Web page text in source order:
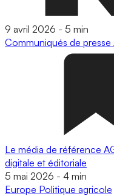
9 avril 2026 - 5 min
Communiqués de presse
Le média de référence
digitale et éditoriale
5 mai 2026 - 4 min
Europe Politique agricole